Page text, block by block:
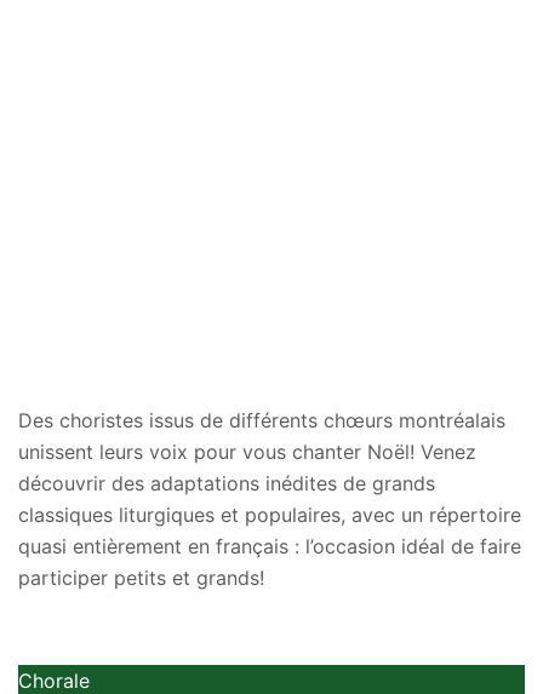
Des choristes issus de différents chœurs montréalais
unissent leurs voix pour vous chanter Noël! Venez
découvrir des adaptations inédites de grands
classiques liturgiques et populaires, avec un répertoire
quasi entièrement en français : l’occasion idéal de faire
participer petits et grands!
Chorale